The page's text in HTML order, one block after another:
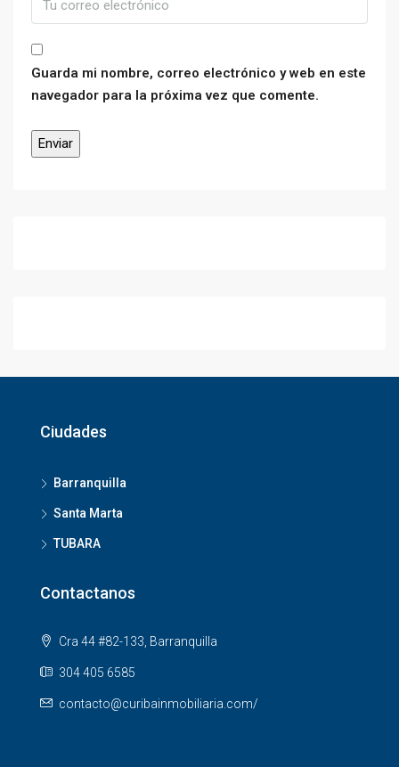
Guarda mi nombre, correo electrónico y web en este
navegador para la próxima vez que comente.
Ciudades
Barranquilla
Santa Marta
TUBARA
Contactanos
Cra 44 #82-133, Barranquilla
304 405 6585
contacto@curibainmobiliaria.com/